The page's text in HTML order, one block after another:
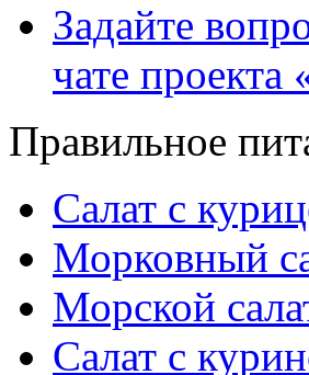
Задайте
чате
Правильное
Салат с
Морковный
Морской
Салат с